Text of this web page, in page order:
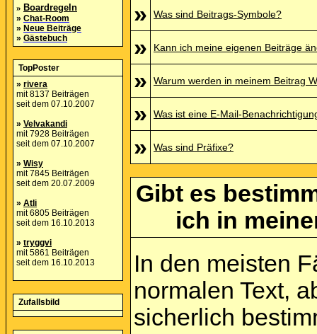
» Boardregeln
» Chat-Room
» Neue Beiträge
» Gästebuch
TopPoster
» rivera
mit 8137 Beiträgen
seit dem 07.10.2007
» Velvakandi
mit 7928 Beiträgen
seit dem 07.10.2007
» Wisy
mit 7845 Beiträgen
seit dem 20.07.2009
» Atli
mit 6805 Beiträgen
seit dem 16.10.2013
» tryggvi
mit 5861 Beiträgen
seit dem 16.10.2013
Zufallsbild
» Was sind Beitrags-Symbole?
» Kann ich meine eigenen Beiträge
» Warum werden in meinem Beitrag
» Was ist eine E-Mail-
» Was sind Präfixe?
Gibt es
ich in
In den meisten
normalen Text,
sicherlich